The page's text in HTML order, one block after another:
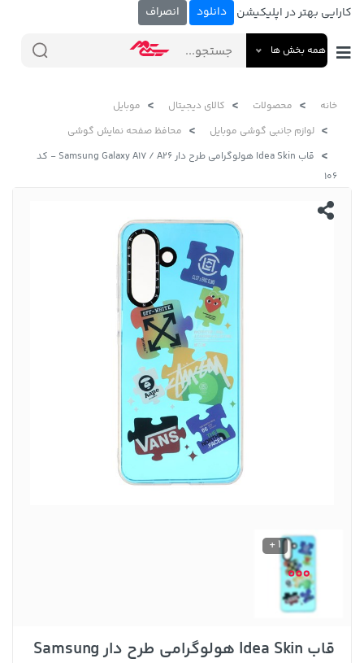
کارایی بهتر در اپلیکیشن دانلود انصراف
همه بخش ها
خانه محصولات کالای دیجیتال
موبایل
لوازم جانبی گوشی موبایل
محافظ صفحه نمایش گوشی
قاب Idea Skin هولوگرامی طرح دار Samsung Galaxy A17 / A26 - کد
106
1 +
قاب Idea Skin هولوگرامی طرح دار Samsung